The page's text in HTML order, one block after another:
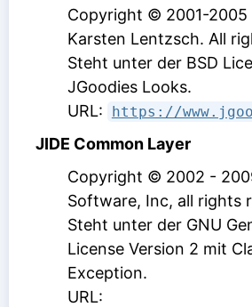
Copyright © 2001-2005
Karsten Lentzsch. All
Steht unter der BSD
JGoodies Looks.
URL:
https://
JIDE Common Layer
Copyright © 2002 -
Software, Inc, all rights
Steht unter der GNU
License Version 2 mit
Exception.
URL: